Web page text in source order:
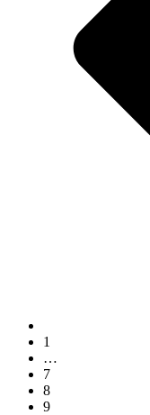
1
…
7
8
9